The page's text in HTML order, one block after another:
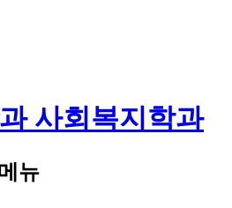
사회복지학과
뉴